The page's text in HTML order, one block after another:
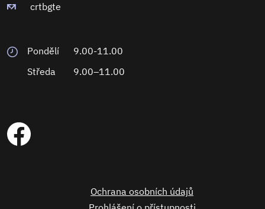
crtbgte
Pondělí
9.00-11.00
Středa
9.00–11.00
Ochrana osobních údajů